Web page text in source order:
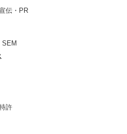
伝・PR
SEM
許